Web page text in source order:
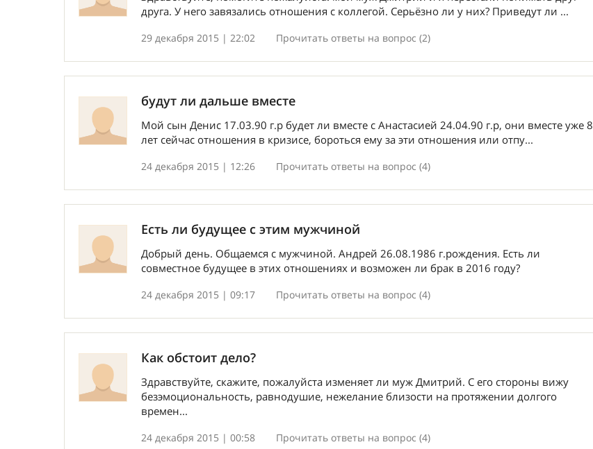
друга. У него завязались отношения с коллегой. Серьёзно ли у них? Приведут ли ...
29 декабря 2015 | 22:02 Прочитать ответы на вопрос (2)
будут ли дальше вместе
Мой сын Денис 17.03.90 г.р будет ли вместе с Анастасией 24.04.90 г.р, они вместе уже 8
лет сейчас отношения в кризисе, бороться ему за эти отношения или отпу...
24 декабря 2015 | 12:26 Прочитать ответы на вопрос (4)
Есть ли будущее с этим мужчиной
Добрый день. Общаемся с мужчиной. Андрей 26.08.1986 г.рождения. Есть ли
совместное будущее в этих отношениях и возможен ли брак в 2016 году?
24 декабря 2015 | 09:17 Прочитать ответы на вопрос (4)
Как обстоит дело?
Здравствуйте, скажите, пожалуйста изменяет ли муж Дмитрий. С его стороны вижу
безэмоциональность, равнодушие, нежелание близости на протяжении долгого
времен...
24 декабря 2015 | 00:58 Прочитать ответы на вопрос (4)